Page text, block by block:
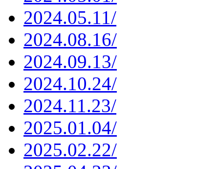
2024.05.11/
2024.08.16/
2024.09.13/
2024.10.24/
2024.11.23/
2025.01.04/
2025.02.22/